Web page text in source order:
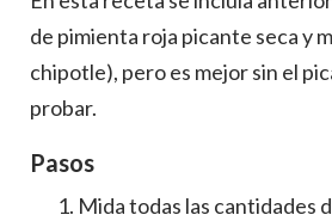
de pimienta roja picante seca y
chipotle), pero es mejor sin el
probar.
Pasos
Mida todas las cantidades